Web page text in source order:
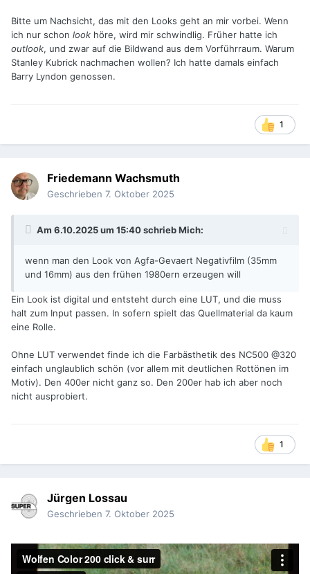
Bitte um Nachsicht, das mit den Looks geht an mir vorbei. Wenn
ich nur schon look höre, wird mir schwindlig. Früher hatte ich
outlook, und zwar auf die Bildwand aus dem Vorführraum. Warum
Stanley Kubrick nachmachen wollen? Ich hatte damals einfach
Barry Lyndon genossen.
1
Friedemann Wachsmuth
Geschrieben 7. Oktober 2025
Am 6.10.2025 um 15:40 schriebMich:
wenn man den Look von Agfa-Gevaert Negativfilm (35mm
und 16mm) aus den frühen 1980ern erzeugen will
Ein Look ist digital und entsteht durch eine LUT, und die muss
halt zum Input passen. In sofern spielt das Quellmaterial da kaum
eine Rolle.
Ohne LUT verwendet finde ich die Farbästhetik des NC500 @320
einfach unglaublich schön (vor allem mit deutlichen Rottönen im
Motiv). Den 400er nicht ganz so. Den 200er hab ich aber noch
nicht ausprobiert.
1
Jürgen Lossau
Geschrieben 7. Oktober 2025